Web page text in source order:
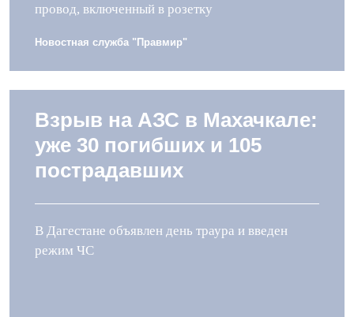
провод, включенный в розетку
Новостная служба "Правмир"
Взрыв на АЗС в Махачкале:
уже 30 погибших и 105
пострадавших
В Дагестане объявлен день траура и введен
режим ЧС